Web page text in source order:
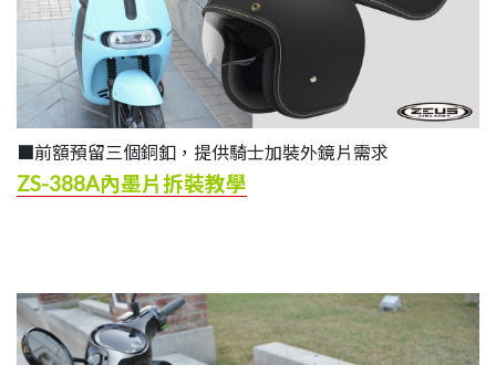
■前額預留三個銅釦，提供騎士加裝外鏡片需求
ZS-388A內墨片拆裝教學